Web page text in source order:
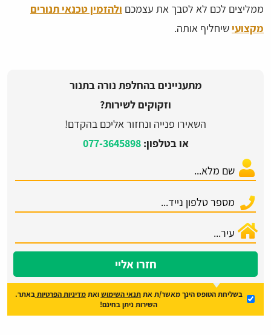
ממליצים לכם לא לסבך את עצמכם ולהזמין טכנאי תנורים
מקצועי שיחליף אותה.
מתעניינים בהחלפת נורה בתנור
וזקוקים לשירות?
השאירו פנייה ונחזור אליכם בהקדם!
או בטלפון:077-3645898
חזרו אליי
בשליחת הטופס הינך מאשר/ת אתתנאי השימושואתמדיניות הפרטיות באתר.
השירות ניתן בחינם!